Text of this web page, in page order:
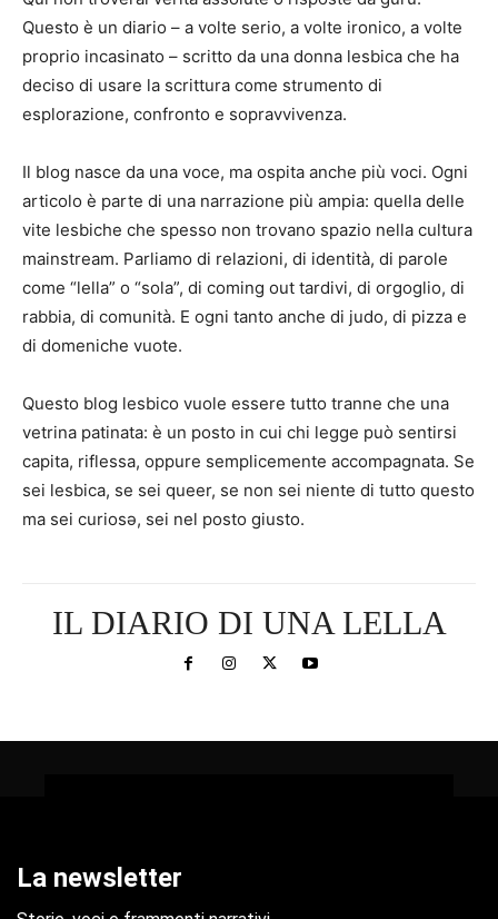
Questo è un diario – a volte serio, a volte ironico, a volte
proprio incasinato – scritto da una donna lesbica che ha
deciso di usare la scrittura come strumento di
esplorazione, confronto e sopravvivenza.
Il blog nasce da una voce, ma ospita anche più voci. Ogni
articolo è parte di una narrazione più ampia: quella delle
vite lesbiche che spesso non trovano spazio nella cultura
mainstream. Parliamo di relazioni, di identità, di parole
come “lella” o “sola”, di coming out tardivi, di orgoglio, di
rabbia, di comunità. E ogni tanto anche di judo, di pizza e
di domeniche vuote.
Questo blog lesbico vuole essere tutto tranne che una
vetrina patinata: è un posto in cui chi legge può sentirsi
capita, riflessa, oppure semplicemente accompagnata. Se
sei lesbica, se sei queer, se non sei niente di tutto questo
ma sei curiosə, sei nel posto giusto.
IL DIARIO DI UNA LELLA